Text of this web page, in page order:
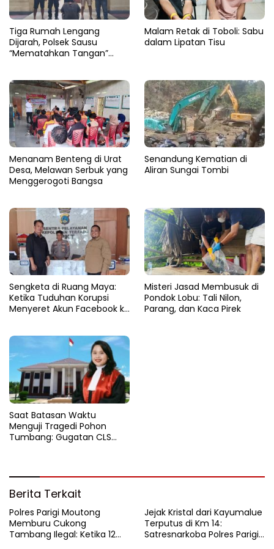
Tiga Rumah Lengang
Dijarah, Polsek Sausu
“Mematahkan Tangan”
Malam Retak di Toboli: Sabu
dalam Lipatan Tisu
Menanam Benteng di Urat
Desa, Melawan Serbuk yang
Menggerogoti Bangsa
Senandung Kematian di
Aliran Sungai Tombi
Sengketa di Ruang Maya:
Ketika Tuduhan Korupsi
Menyeret Akun Facebook ke
Misteri Jasad Membusuk di
Pondok Lobu: Tali Nilon,
Parang, dan Kaca Pirek
Saat Batasan Waktu
Menguji Tragedi Pohon
Tumbang: Gugatan CLS
Berita Terkait
Polres Parigi Moutong
Memburu Cukong
Tambang Ilegal: Ketika 12
Jejak Kristal dari Kayumalue
Terputus di Km 14:
Satresnarkoba Polres Parigi